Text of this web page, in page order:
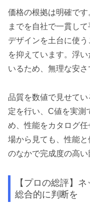
価格の根拠は明確で
までを自社で一貫し
デザインを土台に使
を抑えています。浮
いるため、無理な安さ
品質を数値で見せて
定を行い、C値を実測
め、性能をカタログ
場から見ても、性能
のなかで完成度の高い
【プロの総評】
総合的に判断を